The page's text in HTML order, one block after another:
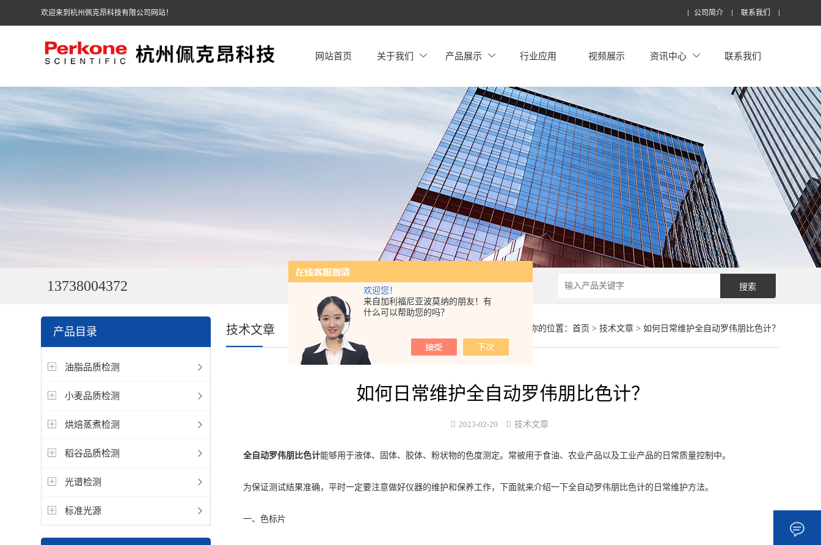
欢迎您！
来自加利福尼亚波莫纳的朋友！有
什么可以帮助您的吗？
欢迎来到杭州佩克昂科技有限公司网站！ 公司简介 联系我们
网站首页 关于我们 产品展示 行业应用 视频展示 资讯中心 联系我们
13738004372
产品目录
油脂品质检测
小麦品质检测
烘焙蒸煮检测
稻谷品质检测
光谱检测
标准光源
你的位置： 首页 > 技术文章> 如何日常维护全自动罗伟朋比色计？
技术文章
如何日常维护全自动罗伟朋比色计？
2023-02-20 技术文章
全自动罗伟朋比色计能够用于液体、固体、胶体、粉状物的色度测定。常被用于食油、农业产品以及工业产品的日常质量控制中。
为保证测试结果准确，平时一定要注意做好仪器的维护和保养工作，下面就来介绍一下全自动罗伟朋比色计的日常维护方法。
一、色标片